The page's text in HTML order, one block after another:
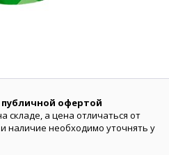
офертой
складе, а цена отличаться от
наличие необходимо уточнять у